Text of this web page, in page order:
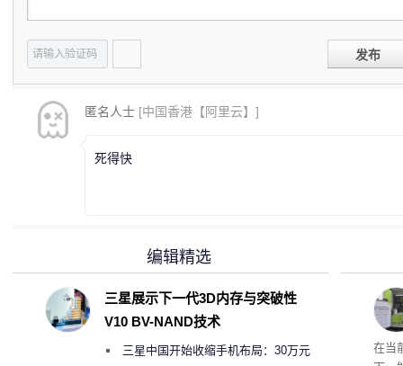
发布
匿名人士 [中国香港【阿里云】]
死得快
在当
编辑精选
三星展示下一代3D内存与突破性
V10 BV-NAND技术
三星中国开始收缩手机布局：30万元